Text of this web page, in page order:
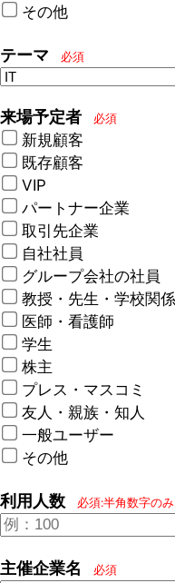
その他
テーマ 必須
来場予定者 必須
新規顧客
既存顧客
VIP
パートナー企業
取引先企業
自社社員
グループ会社の社員
教授・先生・学校関係
医師・看護師
学生
株主
プレス・マスコミ
友人・親族・知人
一般ユーザー
その他
利用人数 必須:半角数字のみ
主催企業名 必須